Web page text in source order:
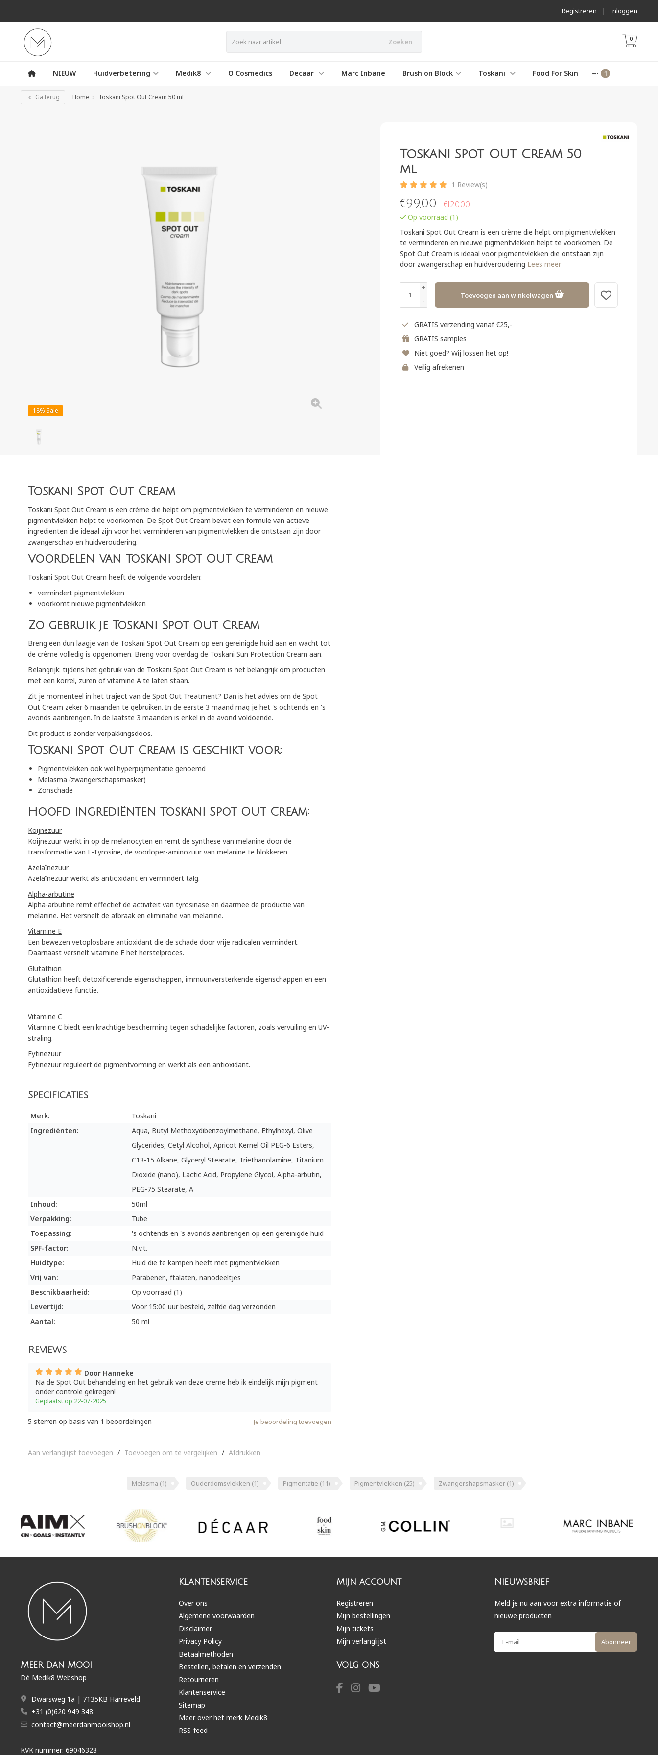
Inloggen
|
Registreren
Zoeken 0
NIEUW Huidverbetering Medik8 O Cosmedics Decaar Marc Inbane Brush on Block Toskani Food For Skin
Ga terug Home Toskani Spot Out Cream 50 ml
18% Sale
Toskani Spot Out Cream
Toskani Spot Out Cream is een crème die helpt om pigmentvlekken te verminderen en nieuwe
pigmentvlekken helpt te voorkomen. De Spot Out Cream bevat een formule van actieve
ingrediënten die ideaal zijn voor het verminderen van pigmentvlekken die ontstaan zijn door
zwangerschap en huidveroudering.
Voordelen van Toskani Spot Out Cream
Toskani Spot Out Cream heeft de volgende voordelen:
vermindert pigmentvlekken
voorkomt nieuwe pigmentvlekken
Zo gebruik je Toskani Spot Out Cream
Breng een dun laagje van de Toskani Spot Out Cream op een gereinigde huid aan en wacht tot
de crème volledig is opgenomen. Breng voor overdag de Toskani Sun Protection Cream aan.
Belangrijk: tijdens het gebruik van de Toskani Spot Out Cream is het belangrijk om producten
met een korrel, zuren of vitamine A te laten staan.
Zit je momenteel in het traject van de Spot Out Treatment? Dan is het advies om de Spot
Out Cream zeker 6 maanden te gebruiken. In de eerste 3 maand mag je het 's ochtends en 's
avonds aanbrengen. In de laatste 3 maanden is enkel in de avond voldoende.
Dit product is zonder verpakkingsdoos.
Toskani Spot Out Cream is geschikt voor:
Pigmentvlekken ook wel hyperpigmentatie genoemd
Melasma (zwangerschapsmasker)
Zonschade
Hoofd ingrediënten Toskani Spot Out Cream:
Koijnezuur
Koijnezuur werkt in op de melanocyten en remt de synthese van melanine door de
transformatie van L-Tyrosine, de voorloper-aminozuur van melanine te blokkeren.
Azelaïnezuur
Azelaïnezuur werkt als antioxidant en vermindert talg.
Alpha-arbutine
Alpha-arbutine remt effectief de activiteit van tyrosinase en daarmee de productie van
melanine. Het versnelt de afbraak en eliminatie van melanine.
Vitamine E
Een bewezen vetoplosbare antioxidant die de schade door vrije radicalen vermindert.
Daarnaast versnelt vitamine E het herstelproces.
Glutathion
Glutathion heeft detoxificerende eigenschappen, immuunversterkende eigenschappen en een
antioxidatieve functie.
Vitamine C
Vitamine C biedt een krachtige bescherming tegen schadelijke factoren, zoals vervuiling en UV-
straling.
Fytinezuur
Fytinezuur reguleert de pigmentvorming en werkt als een antioxidant.
Specificaties
Merk:
Toskani
Ingrediënten:
Aqua, Butyl Methoxydibenzoylmethane, Ethylhexyl, Olive
Glycerides, Cetyl Alcohol, Apricot Kernel Oil PEG-6 Esters,
C13-15 Alkane, Glyceryl Stearate, Triethanolamine, Titanium
Dioxide (nano), Lactic Acid, Propylene Glycol, Alpha-arbutin,
PEG-75 Stearate, A
Inhoud:
50ml
Verpakking:
Tube
Toepassing:
's ochtends en 's avonds aanbrengen op een gereinigde huid
SPF-factor:
N.v.t.
Huidtype:
Huid die te kampen heeft met pigmentvlekken
Vrij van:
Parabenen, ftalaten, nanodeeltjes
Beschikbaarheid:
Op voorraad (1)
Levertijd:
Voor 15:00 uur besteld, zelfde dag verzonden
Aantal:
50 ml
Reviews
Door Hanneke
Na de Spot Out behandeling en het gebruik van deze creme heb ik eindelijk mijn pigment
onder controle gekregen!
Geplaatst op 22-07-2025
Je beoordeling toevoegen
5 sterren op basis van 1 beoordelingen
Aan verlanglijst toevoegen / Toevoegen om te vergelijken / Afdrukken
Toskani Spot Out Cream 50
ml
1 Review(s)
€99,00 €120,00
Op voorraad (1)
Toskani Spot Out Cream is een crème die helpt om pigmentvlekken
te verminderen en nieuwe pigmentvlekken helpt te voorkomen. De
Spot Out Cream is ideaal voor pigmentvlekken die ontstaan zijn
door zwangerschap en huidveroudering Lees meer
+
-
Toevoegen aan winkelwagen
GRATIS verzending vanaf €25,-
GRATIS samples
Niet goed? Wij lossen het op!
Veilig afrekenen
Melasma (1) Ouderdomsvlekken (1) Pigmentatie (11) Pigmentvlekken (25) Zwangershapsmasker (1)
Meer dan Mooi
Dé Medik8 Webshop
Dwarsweg 1a | 7135KB Harreveld
+31 (0)620 949 348
contact@meerdanmooishop.nl
KVK nummer: 69046328
Klantenservice
Over ons
Algemene voorwaarden
Disclaimer
Privacy Policy
Betaalmethoden
Bestellen, betalen en verzenden
Retourneren
Klantenservice
Sitemap
Meer over het merk Medik8
RSS-feed
Mijn account
Registreren
Mijn bestellingen
Mijn tickets
Mijn verlanglijst
Volg ons
Nieuwsbrief
Meld je nu aan voor extra informatie of
nieuwe producten
Abonneer